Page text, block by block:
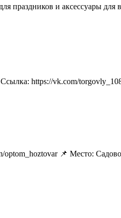
праздников и
https://vk.com/
📌 Место: